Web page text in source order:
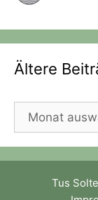
Ältere
Ältere
Beiträge
Tus